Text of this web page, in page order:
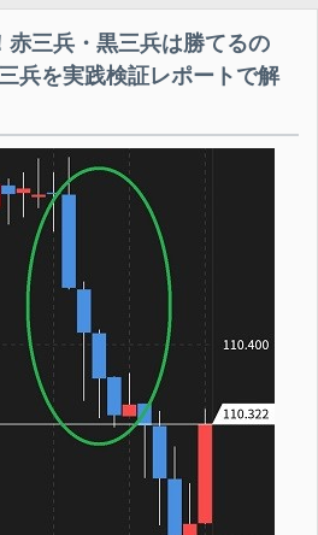
赤三兵・黒三兵は勝てるの
兵を実践検証レポートで解